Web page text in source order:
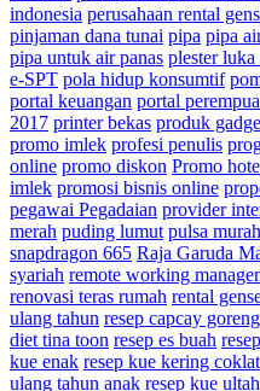
indonesia perusahaan rental
pinjaman dana tunai pipa pipa
pipa untuk air panas plester
e-SPT pola hidup konsumtif
portal keuangan portal
2017 printer bekas produk
promo imlek profesi penulis
online promo diskon Promo
imlek promosi bisnis online
pegawai Pegadaian provider
merah puding lumut pulsa murah
snapdragon 665 Raja Garuda
syariah remote working
renovasi teras rumah rental
ulang tahun resep capcay goreng
diet tina toon resep es buah
kue enak resep kue kering coklat
ulang tahun anak resep kue ultah